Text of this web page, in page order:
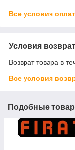
Все условия
Условия
Возврат товара в
Все условия
Подобные